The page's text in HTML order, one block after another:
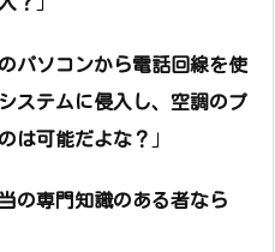
パソコンから電話回線を使
ステムに侵入し、空調のプ
は可能だよな？ 」
の専門知識のある者なら